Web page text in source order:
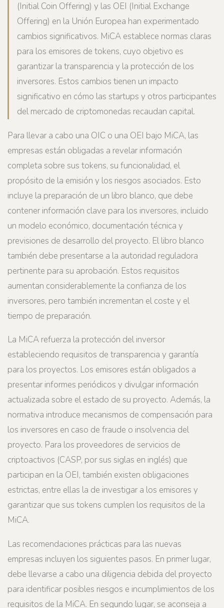
(Initial Coin Offering) y las OEI (Initial Exchange
Offering) en la Unión Europea han experimentado
cambios significativos. MiCA establece normas claras
para los emisores de tokens, cuyo objetivo es
garantizar la transparencia y la protección de los
inversores. Estos cambios tienen un impacto
significativo en cómo las startups y otros participantes
del mercado de criptomonedas recaudan capital.
Para llevar a cabo una OIC o una OEI bajo MiCA, las
empresas están obligadas a revelar información
completa sobre sus tokens, su funcionalidad, el
propósito de la emisión y los riesgos asociados. Esto
incluye la preparación de un libro blanco, que debe
contener información clave para los inversores, incluido
un modelo económico, documentación técnica y
previsiones de desarrollo del proyecto. El libro blanco
también debe presentarse a la autoridad reguladora
pertinente para su aprobación. Estos requisitos
aumentan considerablemente la confianza de los
inversores, pero también incrementan el coste y el
tiempo de preparación.
La MiCA refuerza la protección del inversor
estableciendo requisitos de transparencia y garantía
para los proyectos. Los emisores están obligados a
presentar informes periódicos y divulgar información
actualizada sobre el estado de su proyecto. Además, la
normativa introduce mecanismos de compensación para
los inversores en caso de fraude o insolvencia del
proyecto. Para los proveedores de servicios de
criptoactivos (CASP, por sus siglas en inglés) que
participan en la OEI, también existen obligaciones
estrictas, entre ellas la de investigar a los emisores y
garantizar que sus tokens cumplen los requisitos de la
MiCA.
Las recomendaciones prácticas para las nuevas
empresas incluyen los siguientes pasos. En primer lugar,
debe llevarse a cabo una diligencia debida del proyecto
para identificar posibles riesgos e incumplimientos de los
requisitos de la MiCA. En segundo lugar, se aconseja a